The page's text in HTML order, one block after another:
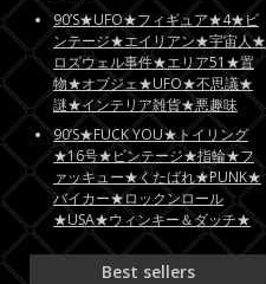
90’S★UFO★フィギュア★4★ビ
ンテージ★エイリアン★宇宙人★
ロズウェル事件★エリア51★置
物★オブジェ★UFO★不思議★
謎★インテリア雑貨★悪趣味
90’S★FUCK YOU★トイリング
★16号★ビンテージ★指輪★フ
ァッキュー★くたばれ★PUNK★
バイカー★ロックンロール
★USA★ウィンキー＆ダッチ★
Best sellers